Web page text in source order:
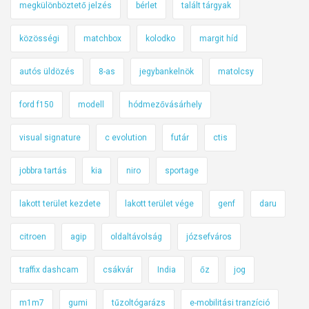
megkülönböztető jelzés bérlet talált tárgyak
közösségi matchbox kolodko margit híd
autós üldözés 8-as jegybankelnök matolcsy
ford f150 modell hódmezővásárhely
visual signature c evolution futár ctis
jobbra tartás kia niro sportage
lakott terület kezdete lakott terület vége genf daru
citroen agip oldaltávolság józsefváros
traffix dashcam csákvár India őz jog
m1m7 gumi tűzoltógarázs e-mobilitási tranzíció